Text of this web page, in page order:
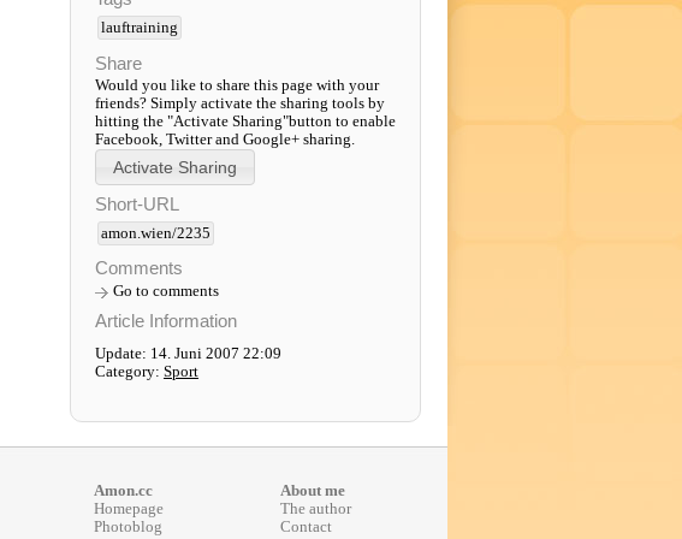
lauftraining
Share
Would you like to share this page with your
friends? Simply activate the sharing tools by
hitting the "Activate Sharing"button to enable
Facebook, Twitter and Google+ sharing.
Short-URL
amon.wien/2235
Comments
Go to comments
Article Information
Update: 14. Juni 2007 22:09
Category: Sport
Amon.cc
Homepage
Photoblog
About me
The author
Contact